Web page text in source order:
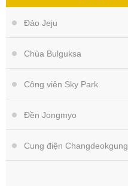
Đảo Jeju
Chùa Bulguksa
Công viên Sky Park
Đền Jongmyo
Cung điện Changdeokgung